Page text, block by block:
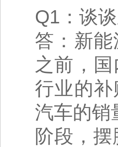
Q1：谈
答：新
之前，
行业的
汽车的销
阶段，